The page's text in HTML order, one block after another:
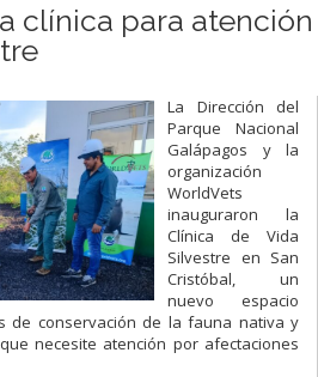
clínica para atención
La Dirección del
Parque Nacional
Galápagos y la
organización
WorldVets
inauguraron la
Clínica de Vida
Silvestre en San
Cristóbal, un
nuevo espacio
de conservación de la fauna nativa y
necesite atención por afectaciones